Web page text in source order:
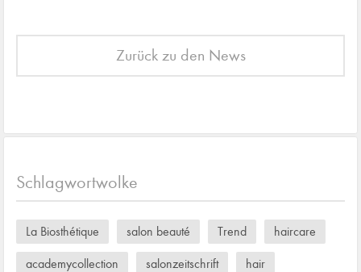
Zurück zu den News
Schlagwortwolke
La Biosthétique salon beauté Trend haircare
academycollection salonzeitschrift hair